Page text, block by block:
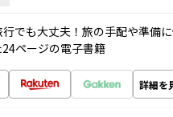
でも大丈夫！旅の手配や準備
ページの電子書籍
詳細を